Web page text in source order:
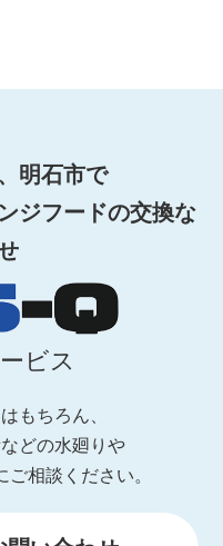
明石市で
ジフードの交換な
ビス
もちろん、
どの水廻りや
相談ください。